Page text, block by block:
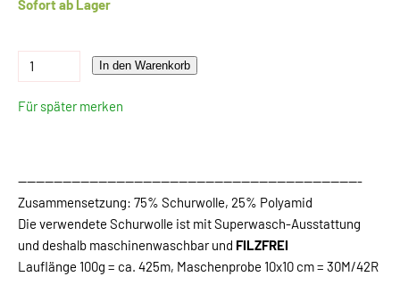
Sofort ab Lager
In den Warenkorb
Für später merken
-----------------------------------------------------------------------------
Zusammensetzung: 75% Schurwolle, 25% Polyamid
Die verwendete Schurwolle ist mit Superwasch-Ausstattung
und deshalb maschinenwaschbar und FILZFREI
Lauflänge 100g = ca. 425m, Maschenprobe 10x10 cm = 30M/42R